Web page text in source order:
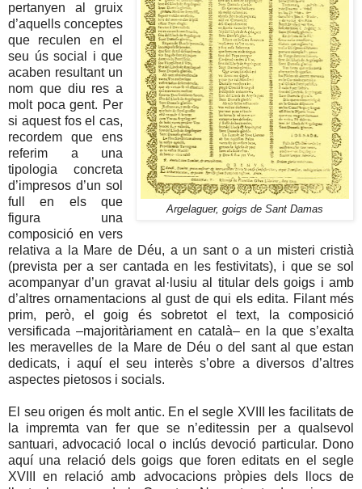
Argelaguer, goigs de Sant Damas
pertanyen al gruix
d’aquells conceptes
que reculen en el
seu ús social i que
acaben resultant un
nom que diu res a
molt poca gent. Per
si aquest fos el cas,
recordem que ens
referim a una
tipologia concreta
d’impresos d’un sol
full en els que
figura una
composició en vers
relativa a la Mare de Déu, a un sant o a un misteri cristià
(prevista per a ser cantada en les festivitats), i que se sol
acompanyar d’un gravat al·lusiu al titular dels goigs i amb
d’altres ornamentacions al gust de qui els edita. Filant més
prim, però, el goig és sobretot el text, la composició
versificada –majoritàriament en català– en la que s’exalta
les meravelles de la Mare de Déu o del sant al que estan
dedicats, i aquí el seu interès s’obre a diversos d’altres
aspectes pietosos i socials.
El seu origen és molt antic. En el segle XVIII les facilitats de
la impremta van fer que se n’editessin per a qualsevol
santuari, advocació local o inclús devoció particular. Dono
aquí una relació dels goigs que foren editats en el segle
XVIII en relació amb advocacions pròpies dels llocs de